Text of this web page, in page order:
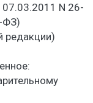
N 26-
ФЗ)
редакции)